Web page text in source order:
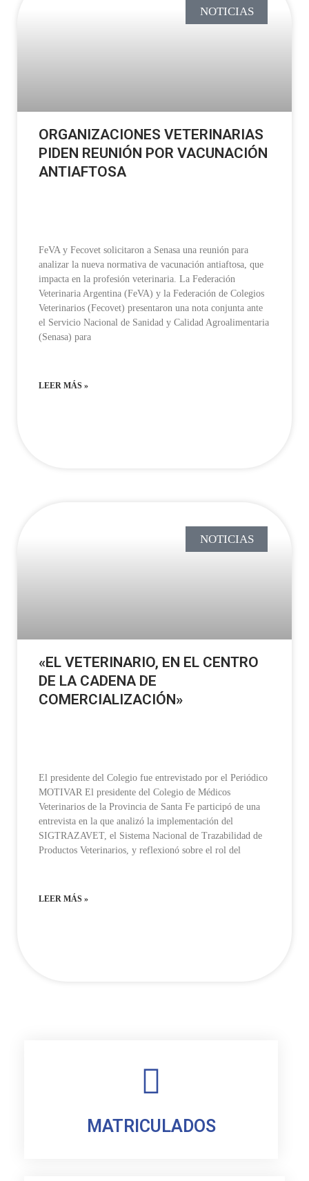
NOTICIAS
ORGANIZACIONES VETERINARIAS
PIDEN REUNIÓN POR VACUNACIÓN
ANTIAFTOSA
FeVA y Fecovet solicitaron a Senasa una reunión para
analizar la nueva normativa de vacunación antiaftosa, que
impacta en la profesión veterinaria. La Federación
Veterinaria Argentina (FeVA) y la Federación de Colegios
Veterinarios (Fecovet) presentaron una nota conjunta ante
el Servicio Nacional de Sanidad y Calidad Agroalimentaria
(Senasa) para
LEER MÁS »
NOTICIAS
«EL VETERINARIO, EN EL CENTRO
DE LA CADENA DE
COMERCIALIZACIÓN»
El presidente del Colegio fue entrevistado por el Periódico
MOTIVAR El presidente del Colegio de Médicos
Veterinarios de la Provincia de Santa Fe participó de una
entrevista en la que analizó la implementación del
SIGTRAZAVET, el Sistema Nacional de Trazabilidad de
Productos Veterinarios, y reflexionó sobre el rol del
LEER MÁS »
MATRICULADOS